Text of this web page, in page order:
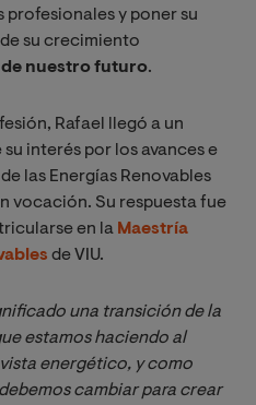
profesionales y poner su
su crecimiento
nuestro futuro.
Rafael llegó a un
interés por los avances e
las Energías Renovables
vocación. Su respuesta fue
en la Maestría
de VIU.
una transición de la
estamos haciendo al
energético, y como
cambiar para crear